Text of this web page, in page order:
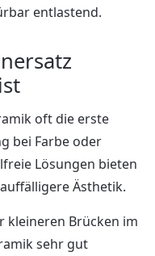
entlastend.
oft die erste
bei Farbe oder
Lösungen bieten
Ästhetik.
kleineren Brücken im
sehr gut